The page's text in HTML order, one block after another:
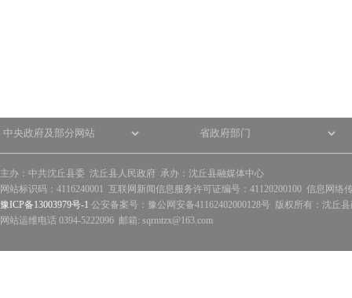
主办：中共沈丘县委 沈丘县人民政府 承办：沈丘县融媒体中心
网站标识码：4116240001 互联网新闻信息服务许可证编号：41120200100 信息网络
豫ICP备13003979号-1 公安备案号：豫公网安备41162402000128号 版权所有：沈丘
网站运维电话 0394-5222096 邮箱: sqrmtzx@163.com